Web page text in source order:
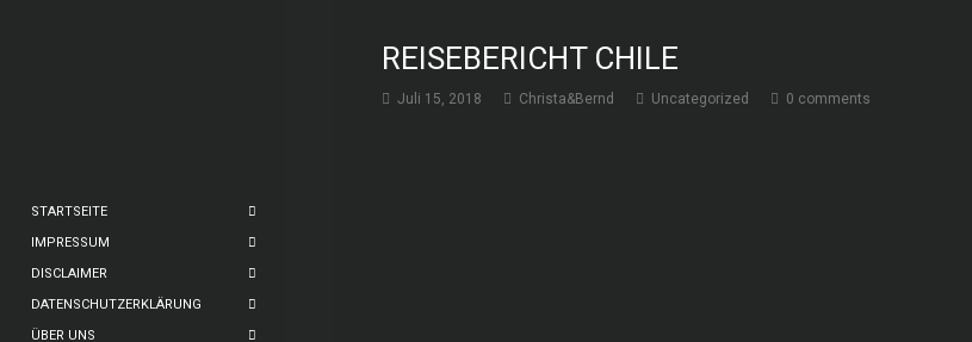
STARTSEITE
IMPRESSUM
DISCLAIMER
DATENSCHUTZERKLÄRUNG
ÜBER UNS
REISEBERICHT CHILE
Juli 15, 2018 Christa&Bernd Uncategorized 0 comments